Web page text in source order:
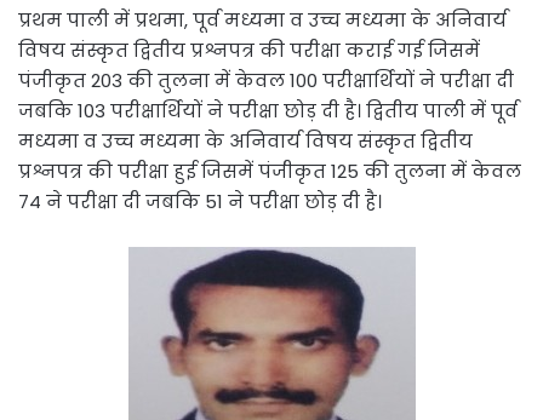
प्रथम पाली में प्रथमा, पूर्व मध्यमा व उच्च मध्यमा के अनिवार्य
विषय संस्कृत द्वितीय प्रश्नपत्र की परीक्षा कराई गई जिसमें
पंजीकृत 203 की तुलना में केवल 100 परीक्षार्थियों ने परीक्षा दी
जबकि 103 परीक्षार्थियों ने परीक्षा छोड़ दी है। द्वितीय पाली में पूर्व
मध्यमा व उच्च मध्यमा के अनिवार्य विषय संस्कृत द्वितीय
प्रश्नपत्र की परीक्षा हुई जिसमें पंजीकृत 125 की तुलना में केवल
74 ने परीक्षा दी जबकि 51 ने परीक्षा छोड़ दी है।